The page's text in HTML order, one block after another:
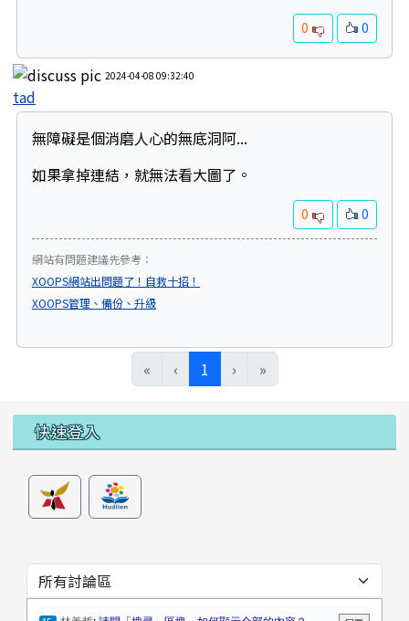
0 0
2024-04-08 09:32:40
tad
無障礙是個消磨人心的無底洞阿...
如果拿掉連結，就無法看大圖了。
0 0
網站有問題建議先參考：
XOOPS網站出問題了！自救十招！
XOOPS管理、備份、升級
« ‹ 1 (目前頁次)
› »
左邊區域內容
快速登入